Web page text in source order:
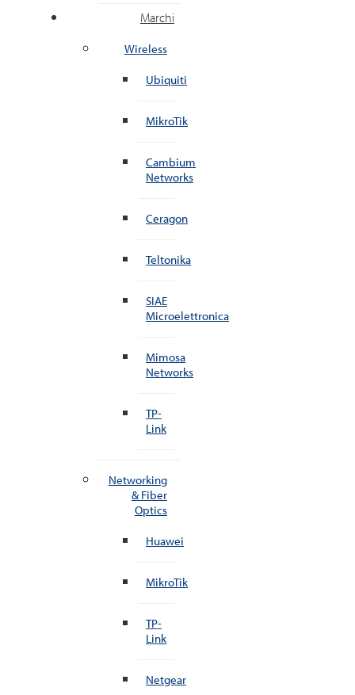
Marchi
Wireless
Ubiquiti
MikroTik
Cambium
Networks
Ceragon
Teltonika
SIAE
Microelettronica
Mimosa
Networks
TP-
Link
Networking
& Fiber
Optics
Huawei
MikroTik
TP-
Link
Netgear